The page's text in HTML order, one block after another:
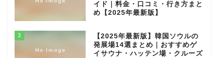
イド｜料金・口コミ・行き方まと
め【2025年最新版】
3
【2025年最新版】韓国ソウルの
発展場14選まとめ｜おすすめゲ
イサウナ・ハッテン場・クルーズ